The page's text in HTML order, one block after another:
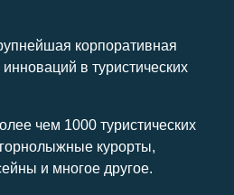
корпоративная
инноваций в туристических
чем 1000 туристических
курорты,
и многое другое.